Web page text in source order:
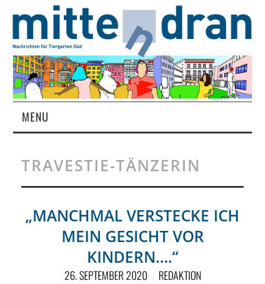
MENU
MAGAZIN
ÜBER UNS
RUBRIKEN
NETZWERK
TRAVESTIE-TÄNZERIN
„MANCHMAL VERSTECKE ICH
MEIN GESICHT VOR
KINDERN….“
26. SEPTEMBER 2020 REDAKTION